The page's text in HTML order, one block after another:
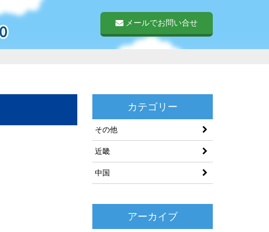
メールでお問い合せ
カテゴリー
その他
近畿
中国
アーカイブ